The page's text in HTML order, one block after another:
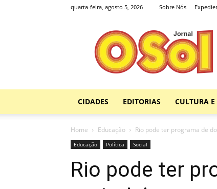
quarta-feira, agosto 5, 2026 Sobre Nós
Jornal
O
Sol
CIDADES EDITORIAS CULTURA E
Home Educação Rio pode ter programa de
Educação Política Social
Rio pode ter